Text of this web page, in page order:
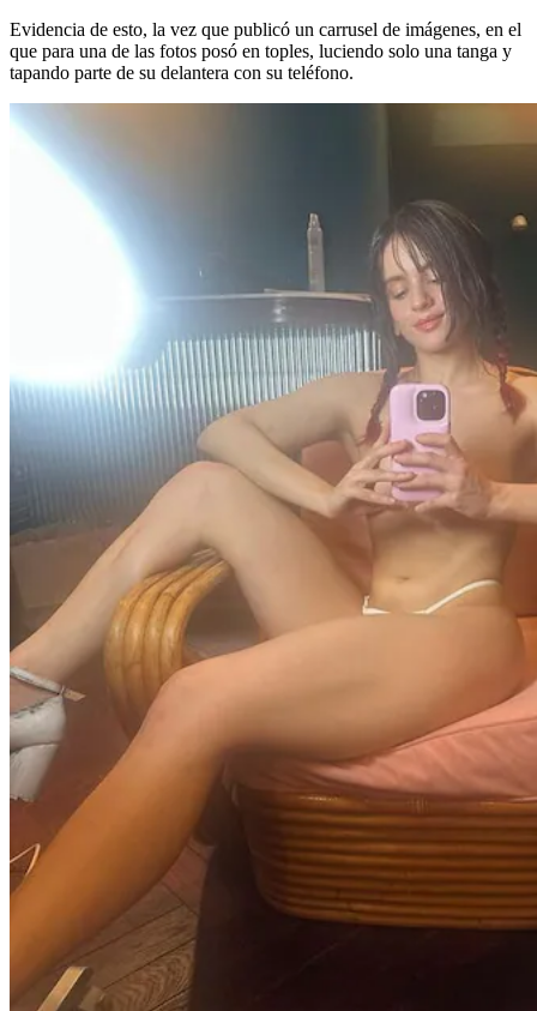
Evidencia de esto, la vez que publicó un carrusel de imágenes, en el
que para una de las fotos posó en toples, luciendo solo una tanga y
tapando parte de su delantera con su teléfono.